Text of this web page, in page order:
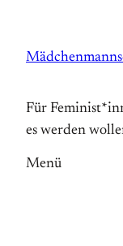
springen
Für
es werden
Menü